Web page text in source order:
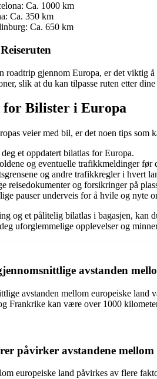
Ca. 1000 km
Ca. 350 km
Ca. 650 km
roadtrip gjennom Europa, er det viktig
slik at du kan tilpasse ruten etter
for Bilister i Europa
veier med bil, er det noen tips som
et oppdatert bilatlas for Europa.
og eventuelle trafikkmeldinger før
og andre trafikkregler i hvert
reisedokumenter og forsikringer på
pauser underveis for å hvile og nyte
og et pålitelig bilatlas i bagasjen, kan
uforglemmelige opplevelser og
avstanden
avstanden mellom europeiske land
Frankrike kan være over 1000
påvirker avstandene mellom
europeiske land påvirkes av flere